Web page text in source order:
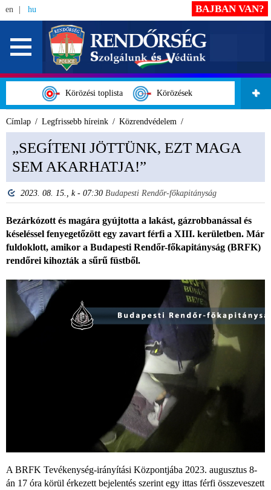
en hu
Körözési toplista Körözések
BAJBAN VAN?
Címlap Legfrissebb híreink Közrendvédelem
„SEGÍTENI JÖTTÜNK, EZT MAGA
SEM AKARHATJA!”
2023. 08. 15., k - 07:30 Budapesti Rendőr-főkapitányság
Bezárkózott és magára gyújtotta a lakást, gázrobbanással és
késeléssel fenyegetőzött egy zavart férfi a XIII. kerületben. Már
fuldoklott, amikor a Budapesti Rendőr-főkapitányság (BRFK)
rendőrei kihozták a sűrű füstből.
A BRFK Tevékenység-irányítási Központjába 2023. augusztus 8-
án 17 óra körül érkezett bejelentés szerint egy ittas férfi összeveszett